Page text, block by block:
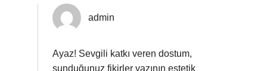
admin
Ayaz! Sevgili katkı veren dostum,
sunduğunuz fikirler yazının estetik